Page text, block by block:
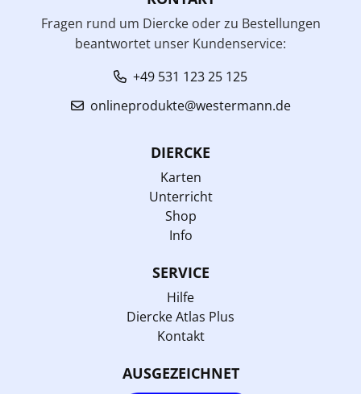
Fragen rund um Diercke oder zu Bestellungen
beantwortet unser Kundenservice:
+49 531 123 25 125
onlineprodukte@westermann.de
DIERCKE
Karten
Unterricht
Shop
Info
SERVICE
Hilfe
Diercke Atlas Plus
Kontakt
AUSGEZEICHNET